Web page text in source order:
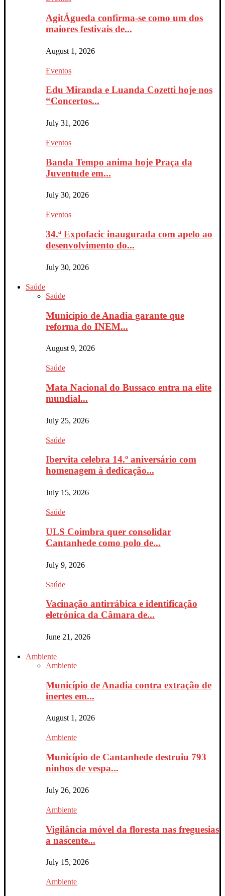
AgitÁgueda confirma-se como um dos
maiores festivais de...
August 1, 2026
Eventos
Edu Miranda e Luanda Cozetti hoje nos
“Concertos...
July 31, 2026
Eventos
Banda Tempo anima hoje Praça da
Juventude em...
July 30, 2026
Eventos
34.ª Expofacic inaugurada com apelo ao
desenvolvimento do...
July 30, 2026
Saúde
Saúde
Município de Anadia garante que
reforma do INEM...
August 9, 2026
Saúde
Mata Nacional do Bussaco entra na elite
mundial...
July 25, 2026
Saúde
Ibervita celebra 14.º aniversário com
homenagem à dedicação...
July 15, 2026
Saúde
ULS Coimbra quer consolidar
Cantanhede como polo de...
July 9, 2026
Saúde
Vacinação antirrábica e identificação
eletrónica da Câmara de...
June 21, 2026
Ambiente
Ambiente
Município de Anadia contra extração de
inertes em...
August 1, 2026
Ambiente
Município de Cantanhede destruiu 793
ninhos de vespa...
July 26, 2026
Ambiente
Vigilância móvel da floresta nas freguesias
a nascente...
July 15, 2026
Ambiente